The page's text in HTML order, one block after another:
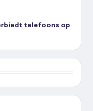
telefoons op